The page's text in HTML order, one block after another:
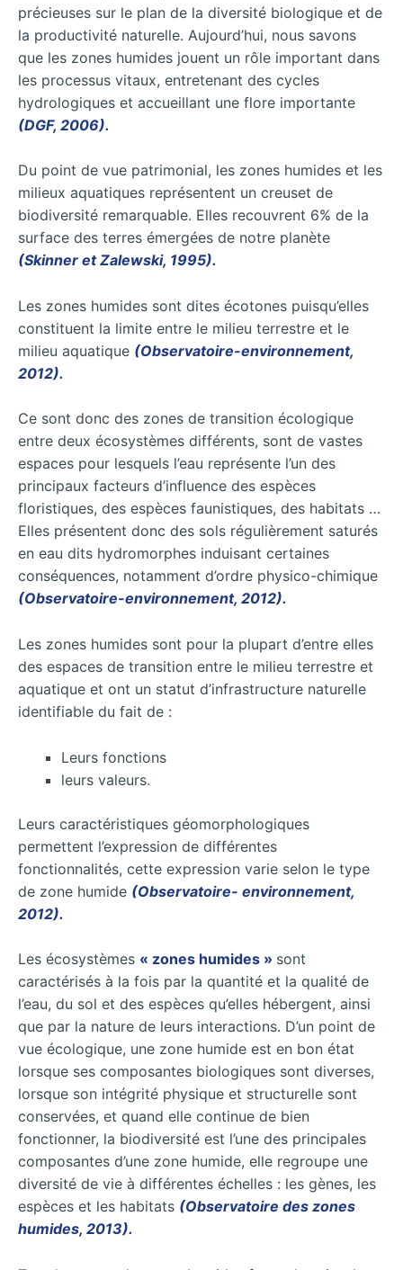
précieuses sur le plan de la diversité biologique et de
la productivité naturelle. Aujourd’hui, nous savons
que les zones humides jouent un rôle important dans
les processus vitaux, entretenant des cycles
hydrologiques et accueillant une flore importante
(DGF, 2006).
Du point de vue patrimonial, les zones humides et les
milieux aquatiques représentent un creuset de
biodiversité remarquable. Elles recouvrent 6% de la
surface des terres émergées de notre planète
(Skinner et Zalewski, 1995).
Les zones humides sont dites écotones puisqu’elles
constituent la limite entre le milieu terrestre et le
milieu aquatique (Observatoire-environnement,
2012).
Ce sont donc des zones de transition écologique
entre deux écosystèmes différents, sont de vastes
espaces pour lesquels l’eau représente l’un des
principaux facteurs d’influence des espèces
floristiques, des espèces faunistiques, des habitats …
Elles présentent donc des sols régulièrement saturés
en eau dits hydromorphes induisant certaines
conséquences, notamment d’ordre physico-chimique
(Observatoire-environnement, 2012).
Les zones humides sont pour la plupart d’entre elles
des espaces de transition entre le milieu terrestre et
aquatique et ont un statut d’infrastructure naturelle
identifiable du fait de :
Leurs fonctions
leurs valeurs.
Leurs caractéristiques géomorphologiques
permettent l’expression de différentes
fonctionnalités, cette expression varie selon le type
de zone humide (Observatoire- environnement,
2012).
Les écosystèmes « zones humides » sont
caractérisés à la fois par la quantité et la qualité de
l’eau, du sol et des espèces qu’elles hébergent, ainsi
que par la nature de leurs interactions. D’un point de
vue écologique, une zone humide est en bon état
lorsque ses composantes biologiques sont diverses,
lorsque son intégrité physique et structurelle sont
conservées, et quand elle continue de bien
fonctionner, la biodiversité est l’une des principales
composantes d’une zone humide, elle regroupe une
diversité de vie à différentes échelles : les gènes, les
espèces et les habitats (Observatoire des zones
humides, 2013).